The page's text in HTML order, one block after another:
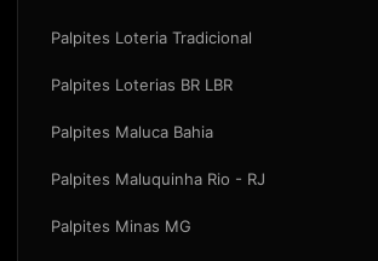
Palpites Loteria Tradicional
Palpites Loterias BR LBR
Palpites Maluca Bahia
Palpites Maluquinha Rio - RJ
Palpites Minas MG